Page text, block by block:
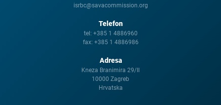
isrbc@savacommission.org
Telefon
tel: +385 1 4886960
fax: +385 1 4886986
Adresa
Kneza Branimira 29/II
10000 Zagreb
Hrvatska